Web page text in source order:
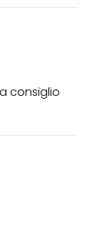
consiglio